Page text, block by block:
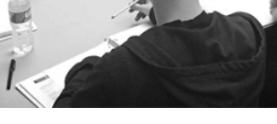
origem da Freddy's e libertando
horror escondido há décadas.
SAIBA MAIS